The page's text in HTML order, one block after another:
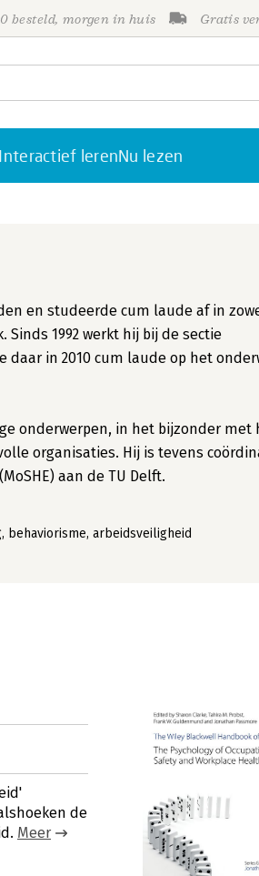
besteld, morgen in huis Gratis
Interactief lerenNu lezen
en studeerde cum laude af in
1992 werkt hij bij de sectie
in 2010 cum laude op het
onderwerpen, in het bijzonder met
organisaties. Hij is tevens
aan de TU Delft.
behaviorisme, arbeidsveiligheid
de
Meer